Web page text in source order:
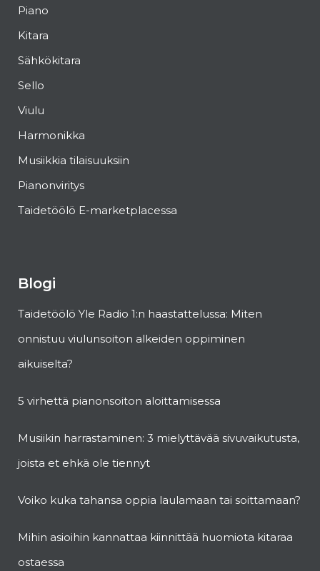
Piano
Kitara
Sähkökitara
Sello
Viulu
Harmonikka
Musiikkia tilaisuuksiin
Pianonviritys
Taidetöölö E-marketplacessa
Blogi
Taidetöölö Yle Radio 1:n haastattelussa: Miten
onnistuu viulunsoiton alkeiden oppiminen
aikuiselta?
5 virhettä pianonsoiton aloittamisessa
Musiikin harrastaminen: 3 mielyttävää sivuvaikutusta,
joista et ehkä ole tiennyt
Voiko kuka tahansa oppia laulamaan tai soittamaan?
Mihin asioihin kannattaa kiinnittää huomiota kitaraa
ostaessa